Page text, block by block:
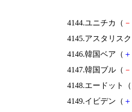
4144.ユニチカ（ －
4145.アスタリス
4146.韓国ベア（ ＋
4147.韓国ブル（ －
4148.エードット（
4149.イビデン（ ＋